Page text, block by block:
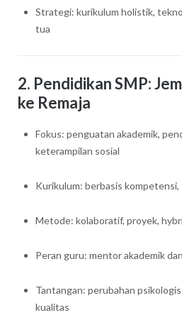
Strategi: kurikulum holistik,
tua
2. Pendidikan SMP:
ke Remaja
Fokus: penguatan akademik,
keterampilan sosial
Kurikulum: berbasis
Metode: kolaboratif, proyek,
Peran guru: mentor akademik
Tantangan: perubahan
kualitas